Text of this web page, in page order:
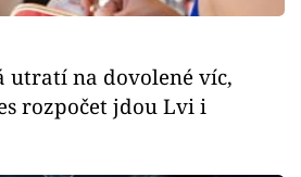
utratí na dovolené víc,
rozpočet jdou Lvi i